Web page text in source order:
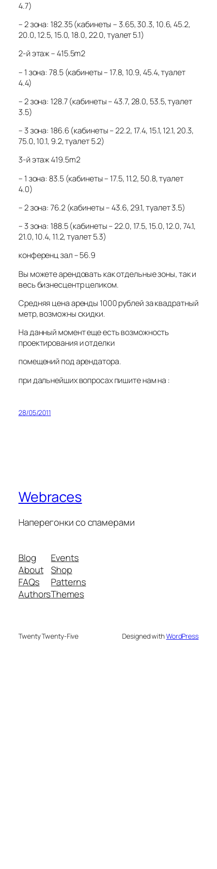
4.7)
– 2 зона: 182.35 (кабинеты – 3.65, 30.3, 10.6, 45.2,
20.0, 12.5, 15.0, 18.0, 22.0, туалет 5.1)
2-й этаж – 415.5m2
– 1 зона: 78.5 (кабинеты – 17.8, 10.9, 45.4, туалет
4.4)
– 2 зона: 128.7 (кабинеты – 43.7, 28.0, 53.5, туалет
3.5)
– 3 зона: 186.6 (кабинеты – 22.2, 17.4, 15.1, 12.1, 20.3,
75.0, 10.1, 9.2, туалет 5.2)
3-й этаж 419.5m2
– 1 зона: 83.5 (кабинеты – 17.5, 11.2, 50.8, туалет
4.0)
– 2 зона: 76.2 (кабинеты – 43.6, 29.1, туалет 3.5)
– 3 зона: 188.5 (кабинеты – 22.0, 17.5, 15.0, 12.0, 74.1,
21.0, 10.4, 11.2, туалет 5.3)
конференц зал – 56.9
Bы можете арендовать как отдельные зоны, так и
весь бизнесцентр целиком.
Средняя цена аренды 1000 рублей за квадратный
метр, возможны скидки.
На данный момент еще есть возможность
проектирования и отделки
помещений под арендатора.
при дальнейших вопросах пишите нам на :
28/05/2011
Webraces
Наперегонки со спамерами
Blog
About
FAQs
Authors
Events
Shop
Patterns
Themes
Twenty Twenty-Five Designed withWordPress